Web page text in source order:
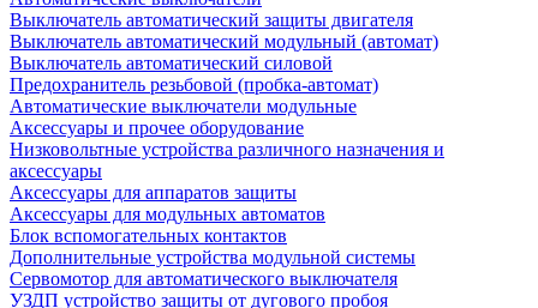
Выключатель автоматический защиты двигателя
Выключатель автоматический модульный (автомат)
Выключатель автоматический силовой
Предохранитель резьбовой (пробка-автомат)
Автоматические выключатели модульные
Аксессуары и прочее оборудование
Низковольтные устройства различного назначения и
аксессуары
Аксессуары для аппаратов защиты
Аксессуары для модульных автоматов
Блок вспомогательных контактов
Дополнительные устройства модульной системы
Сервомотор для автоматического выключателя
УЗДП устройство защиты от дугового пробоя